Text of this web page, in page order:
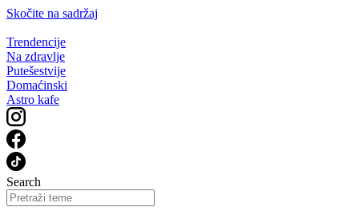
Skočite na sadržaj
Trendencije
Na zdravlje
Putešestvije
Domaćinski
Astro kafe
Search